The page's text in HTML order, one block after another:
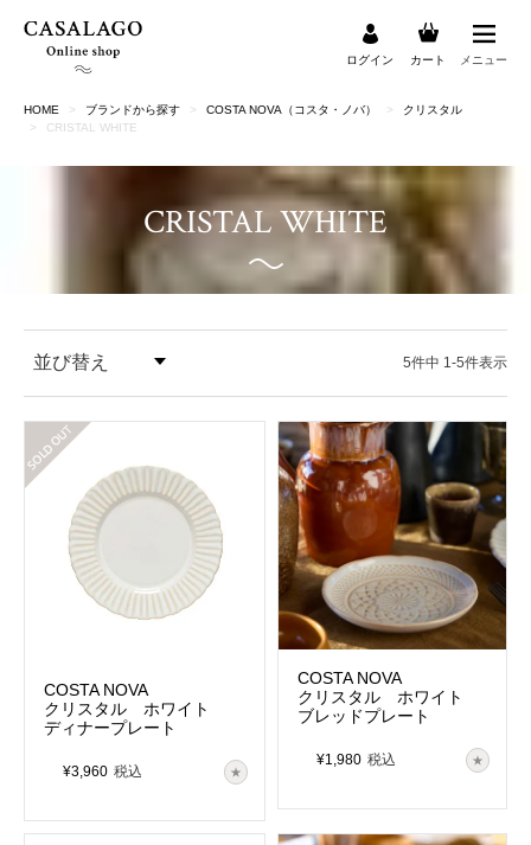
ログイン カート メニュー
HOME ブランドから探す COSTA NOVA（コスタ・ノバ）
クリスタル
CRISTAL WHITE
検索
CRISTAL WHITE
並び替え
価格が高い順
5件中 1-5件表示
COSTA NOVA
クリスタル ホワイト
ディナープレート
¥3,960 税込
在庫切れ
COSTA NOVA
クリスタル ホワイト
ブレッドプレート
¥1,980 税込